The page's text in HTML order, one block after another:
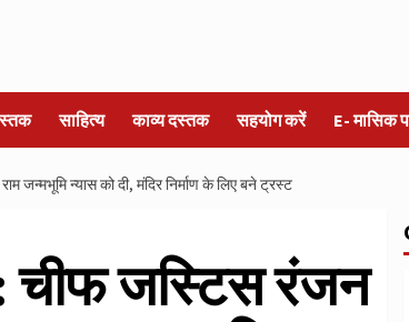
साहित्य काव्य दस्तक सहयोग करें E- मासिक
जन्‍मभूमि न्‍यास को दी, मंदिर निर्माण के लिए बने ट्रस्‍ट
जस्‍टिस रंजन